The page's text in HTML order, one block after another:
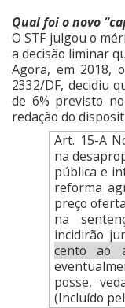
Qual foi o novo
O STF julgou o
a decisão liminar
Agora, em 2018,
2332/DF, decidiu
de 6% previsto
redação do
Art. 15-A
na
pública e
reforma
preço
na
incidirão
cento ao
posse,
(Incluído